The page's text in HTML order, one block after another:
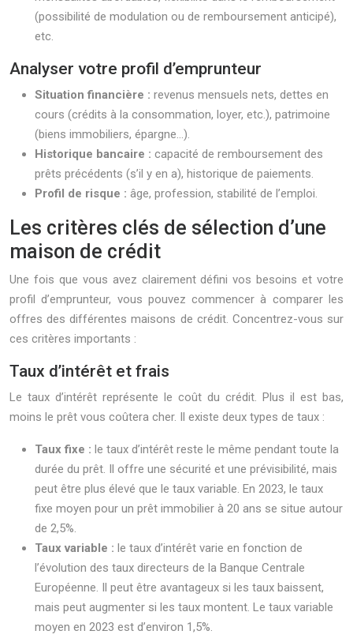
(possibilité de modulation ou de remboursement anticipé),
etc.
Analyser votre profil d’emprunteur
Situation financière : revenus mensuels nets, dettes en
cours (crédits à la consommation, loyer, etc.), patrimoine
(biens immobiliers, épargne…).
Historique bancaire : capacité de remboursement des
prêts précédents (s’il y en a), historique de paiements.
Profil de risque : âge, profession, stabilité de l’emploi.
Les critères clés de sélection d’une
maison de crédit
Une fois que vous avez clairement défini vos besoins et votre
profil d’emprunteur, vous pouvez commencer à comparer les
offres des différentes maisons de crédit. Concentrez-vous sur
ces critères importants :
Taux d’intérêt et frais
Le taux d’intérêt représente le coût du crédit. Plus il est bas,
moins le prêt vous coûtera cher. Il existe deux types de taux :
Taux fixe : le taux d’intérêt reste le même pendant toute la
durée du prêt. Il offre une sécurité et une prévisibilité, mais
peut être plus élevé que le taux variable. En 2023, le taux
fixe moyen pour un prêt immobilier à 20 ans se situe autour
de 2,5%.
Taux variable : le taux d’intérêt varie en fonction de
l’évolution des taux directeurs de la Banque Centrale
Européenne. Il peut être avantageux si les taux baissent,
mais peut augmenter si les taux montent. Le taux variable
moyen en 2023 est d’environ 1,5%.